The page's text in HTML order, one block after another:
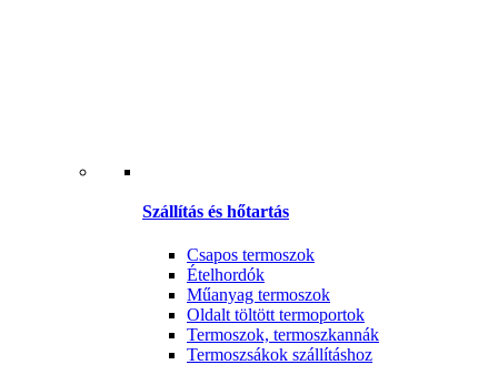
Szállítás és hőtartás
Csapos termoszok
Ételhordók
Műanyag termoszok
Oldalt töltött termoportok
Termoszok, termoszkannák
Termoszsákok szállításhoz